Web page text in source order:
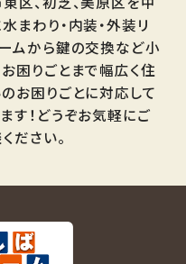
まわり・内装・外装リ
ムから鍵の交換など小
困りごとまで幅広く住
お困りごとに対応して
す！どうぞお気軽にご
ださい。